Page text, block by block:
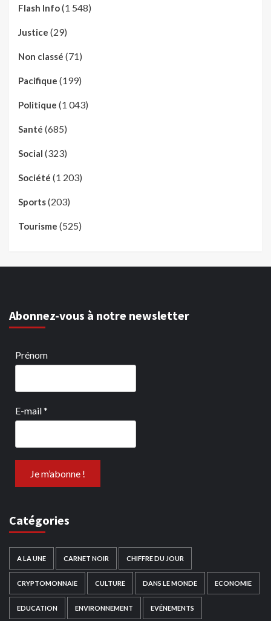
Flash Info(1 548)
Justice (29)
Non classé (71)
Pacifique (199)
Politique (1 043)
Santé (685)
Social (323)
Société (1 203)
Sports(203)
Tourisme (525)
Abonnez-vous à notre newsletter
Prénom
E-mail*
Catégories
A LA UNE CARNET NOIR CHIFFRE DU JOUR
CRYPTOMONNAIE CULTURE DANS LE MONDE ECONOMIE
EDUCATION ENVIRONNEMENT EVÉNEMENTS